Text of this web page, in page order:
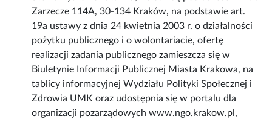
Zarzecze 114A, 30-134 Kraków, na podstawie art.
19a ustawy z dnia 24 kwietnia 2003 r. o działalności
pożytku publicznego i o wolontariacie, ofertę
realizacji zadania publicznego zamieszcza się w
Biuletynie Informacji Publicznej Miasta Krakowa, na
tablicy informacyjnej Wydziału Polityki Społecznej i
Zdrowia UMK oraz udostępnia się w portalu dla
organizacji pozarządowych www.ngo.krakow.pl,